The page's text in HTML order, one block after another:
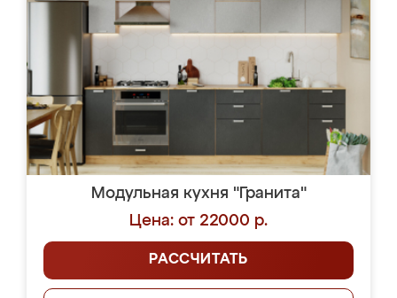
Модульная кухня "Гранита"
Цена: от 22000 р.
РАССЧИТАТЬ